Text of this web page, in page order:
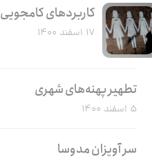
کاربرد‌های کامجویی
۱۷ اسفند ۱۴۰۰
تطهیر پهنه‌های شهری
۵ اسفند ۱۴۰۰
سر آویزان مدوسا